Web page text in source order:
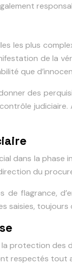
les plus
de la
que
des
dans la
du
de flagrance,
saisies,
protection des
respectés tout